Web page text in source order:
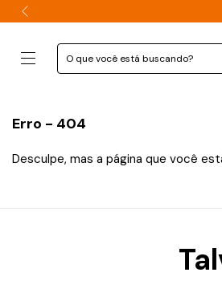
Erro - 404
Desculpe, mas a página que você